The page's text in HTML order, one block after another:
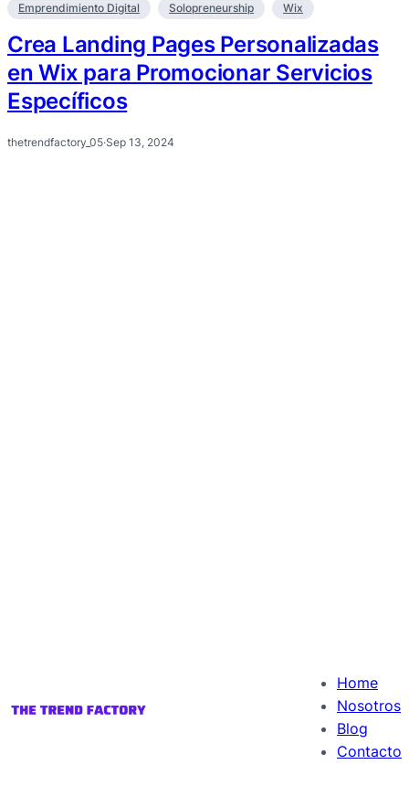
Emprendimiento Digital Solopreneurship Wix
Crea Landing Pages Personalizadas
en Wix para Promocionar Servicios
Específicos
thetrendfactory_05·Sep 13, 2024
Home
Nosotros
Blog
Contacto